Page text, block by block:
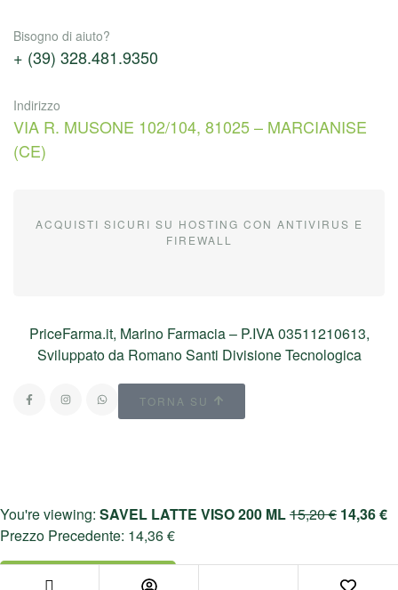
Bisogno di aiuto?
+ (39) 328.481.9350
Indirizzo
VIA R. MUSONE 102/104, 81025 – MARCIANISE
(CE)
ACQUISTI SICURI SU HOSTING CON ANTIVIRUS E
FIREWALL
PriceFarma.it, Marino Farmacia – P.IVA 03511210613,
Sviluppato da Romano Santi Divisione Tecnologica
TORNA SU
You're viewing: SAVEL LATTE VISO 200 ML15,20€ 14,36€
Prezzo Precedente: 14,36€
Aggiungi Al Carrello